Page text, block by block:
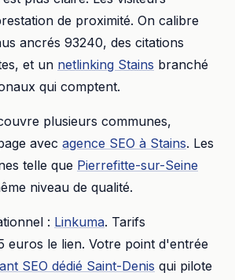
de proximité. On calibre
ancrés 93240, des citations
et un netlinking Stains branché
qui comptent.
plusieurs communes,
avec agence SEO à Stains. Les
telle que Pierrefitte-sur-Seine
niveau de qualité.
: Linkuma. Tarifs
euros le lien. Votre point d'entrée
SEO dédié Saint-Denis qui pilote